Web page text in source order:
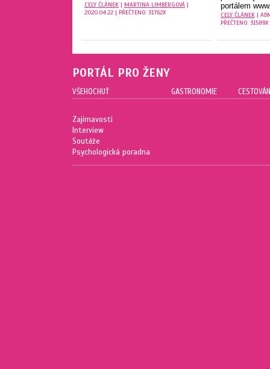
CELÝ ČLÁNEK | MARTINA LIMBERGOVÁ |
2020.04.22 | PŘEČTENO: 31762X
portálem
CELÝ ČLÁNEK|
PŘEČTENO: 31589X
PORTÁL PRO ŽENY
VŠEHOCHUŤ
Zajímavosti
Interview
Soutěže
Psychologická poradna
GASTRONOMIE